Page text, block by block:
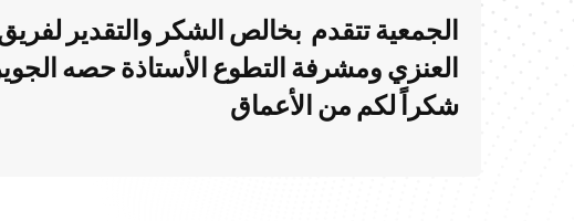
الجمعية تتقدم بخالص الشكر والتقدير
العنزي ومشرفة التطوع الأستاذة حصه
شكراً لكم من الأعماق